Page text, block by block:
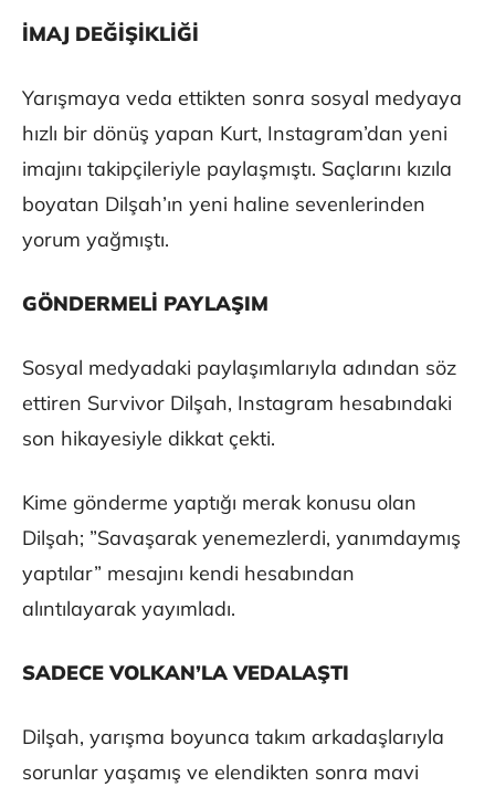
İMAJ DEĞİŞİKLİĞİ
Yarışmaya veda ettikten sonra sosyal medyaya
hızlı bir dönüş yapan Kurt, Instagram’dan yeni
imajını takipçileriyle paylaşmıştı. Saçlarını kızıla
boyatan Dilşah’ın yeni haline sevenlerinden
yorum yağmıştı.
GÖNDERMELİ PAYLAŞIM
Sosyal medyadaki paylaşımlarıyla adından söz
ettiren Survivor Dilşah, Instagram hesabındaki
son hikayesiyle dikkat çekti.
Kime gönderme yaptığı merak konusu olan
Dilşah; ”Savaşarak yenemezlerdi, yanımdaymış
yaptılar” mesajını kendi hesabından
alıntılayarak yayımladı.
SADECE VOLKAN’LA VEDALAŞTI
Dilşah, yarışma boyunca takım arkadaşlarıyla
sorunlar yaşamış ve elendikten sonra mavi